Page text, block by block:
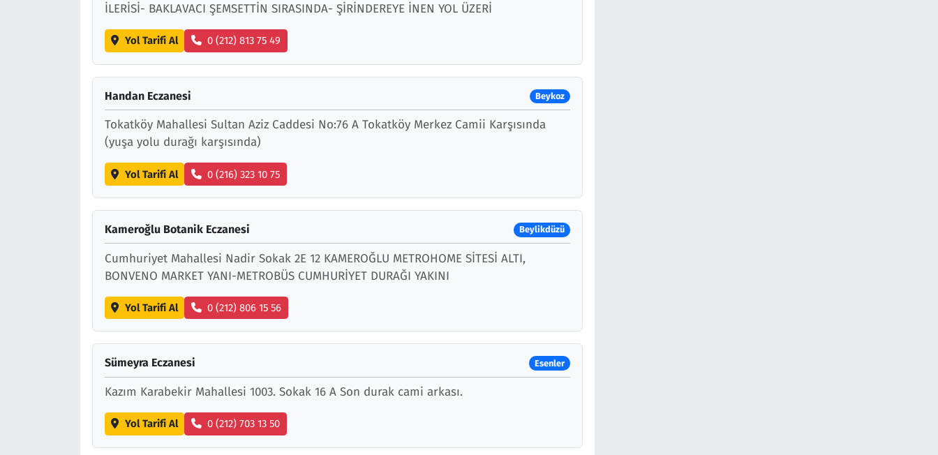
İLERİSİ- BAKLAVACI ŞEMSETTİN SIRASINDA- ŞİRİNDEREYE İNEN YOL ÜZERİ
Yol Tarifi Al 0 (212) 813 75 49
Handan Eczanesi Beykoz
Tokatköy Mahallesi Sultan Aziz Caddesi No:76 A Tokatköy Merkez Camii Karşısında
(yuşa yolu durağı karşısında)
Yol Tarifi Al 0 (216) 323 10 75
Kameroğlu Botanik Eczanesi Beylikdüzü
Cumhuriyet Mahallesi Nadir Sokak 2E 12 KAMEROĞLU METROHOME SİTESİ ALTI,
BONVENO MARKET YANI-METROBÜS CUMHURİYET DURAĞI YAKINI
Yol Tarifi Al 0 (212) 806 15 56
Sümeyra Eczanesi Esenler
Kazım Karabekir Mahallesi 1003. Sokak 16 A Son durak cami arkası.
Yol Tarifi Al 0 (212) 703 13 50